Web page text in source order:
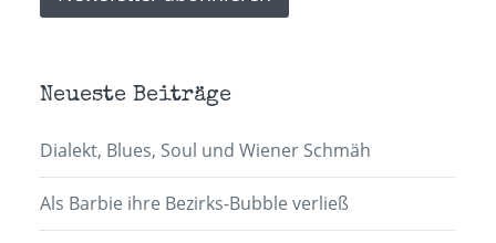
Neueste Beiträge
Dialekt, Blues, Soul und Wiener Schmäh
Als Barbie ihre Bezirks-Bubble verließ